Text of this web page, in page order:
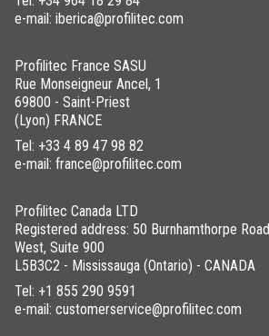
e-mail: iberica@profilitec.com
Profilitec France SASU
Rue Monseigneur Ancel, 1
69800 - Saint-Priest
(Lyon) FRANCE
Tel: +33 4 89 47 98 82
e-mail: france@profilitec.com
Profilitec Canada LTD
Registered address: 50 Burnhamthorpe Road
West, Suite 900
L5B3C2 - Mississauga (Ontario) - CANADA
Tel: +1 855 290 9591
e-mail: customerservice@profilitec.com